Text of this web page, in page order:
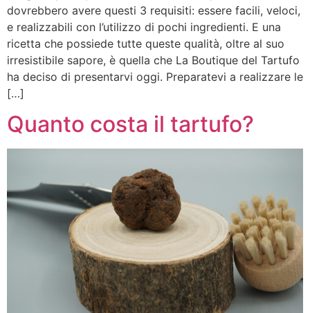
dovrebbero avere questi 3 requisiti: essere facili, veloci,
e realizzabili con l’utilizzo di pochi ingredienti. E una
ricetta che possiede tutte queste qualità, oltre al suo
irresistibile sapore, è quella che La Boutique del Tartufo
ha deciso di presentarvi oggi. Preparatevi a realizzare le
[…]
Quanto costa il tartufo?